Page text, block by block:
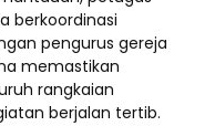
berkoordinasi
pengurus gereja
memastikan
rangkaian
berjalan tertib.